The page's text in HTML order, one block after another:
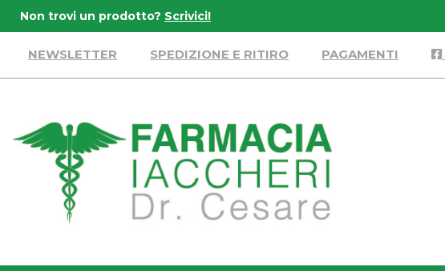
principale
Non trovi un prodotto? Scrivici!
NEWSLETTER SPEDIZIONE E RITIRO PAGAMENTI
Farmacia
Iaccheri